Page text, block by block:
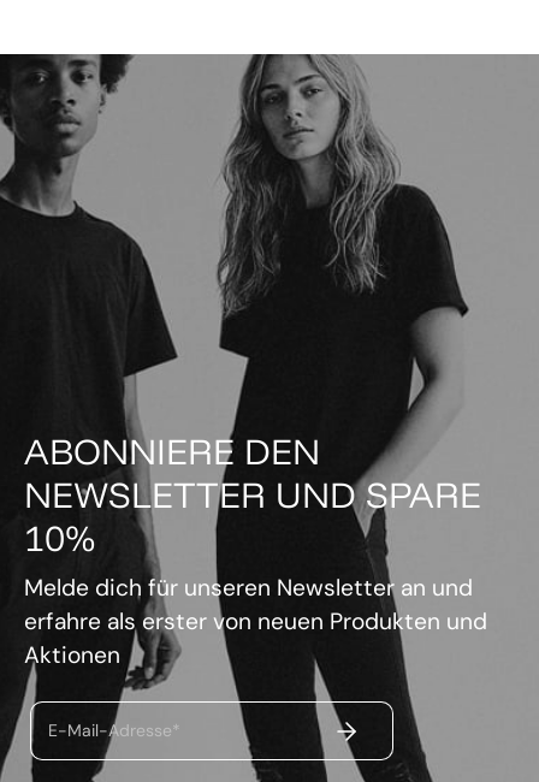
ABONNIERE DEN
NEWSLETTER UND SPARE
10%
Melde dich für unseren Newsletter an und
erfahre als erster von neuen Produkten und
Aktionen
E-Mail-Adresse* ABSENDEN